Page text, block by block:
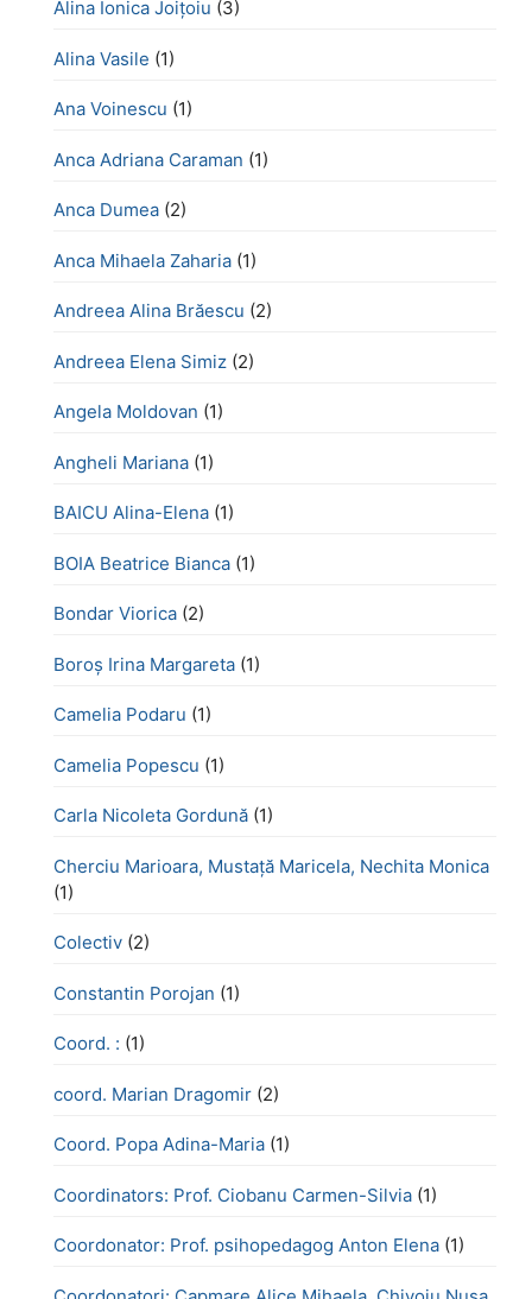
Alina Ionica Joițoiu (3)
Alina Vasile (1)
Ana Voinescu (1)
Anca Adriana Caraman (1)
Anca Dumea (2)
Anca Mihaela Zaharia (1)
Andreea Alina Brăescu (2)
Andreea Elena Simiz (2)
Angela Moldovan (1)
Angheli Mariana (1)
BAICU Alina-Elena (1)
BOIA Beatrice Bianca (1)
Bondar Viorica (2)
Boroş Irina Margareta (1)
Camelia Podaru (1)
Camelia Popescu (1)
Carla Nicoleta Gordună (1)
Cherciu Marioara, Mustață Maricela, Nechita Monica
(1)
Colectiv (2)
Constantin Porojan (1)
Coord. : (1)
coord. Marian Dragomir (2)
Coord. Popa Adina-Maria (1)
Coordinators: Prof. Ciobanu Carmen-Silvia (1)
Coordonator: Prof. psihopedagog Anton Elena (1)